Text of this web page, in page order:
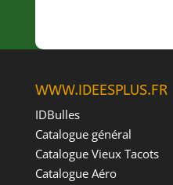
WWW.IDEESPLUS.FR
IDBulles
Catalogue général
Catalogue Vieux Tacots
Catalogue Aéro